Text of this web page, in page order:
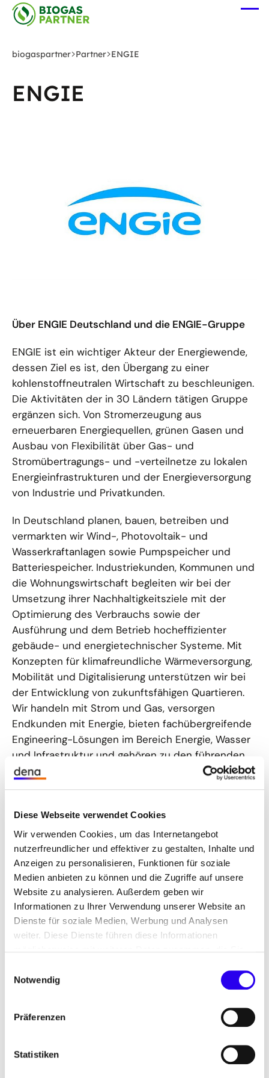
Diese Webseite verwendet Cookies
Wir verwenden Cookies, um das Internetangebot
nutzerfreundlicher und effektiver zu gestalten, Inhalte und
Anzeigen zu personalisieren, Funktionen für soziale
Medien anbieten zu können und die Zugriffe auf unsere
Website zu analysieren. Außerdem geben wir
Informationen zu Ihrer Verwendung unserer Website an
Dienste für soziale Medien, Werbung und Analysen
weiter. Diese Dienste führen diese Informationen
Nutzung der Dienste gesammelt haben.
Notwendig
Präferenzen
Statistiken
Zum
Hauptinhalt
biogaspartner Partner ENGIE
ENGIE
Über ENGIE Deutschland und die ENGIE-Gruppe
ENGIE ist ein wichtiger Akteur der Energiewende,
dessen Ziel es ist, den Übergang zu einer
kohlenstoffneutralen Wirtschaft zu beschleunigen.
Die Aktivitäten der in 30 Ländern tätigen Gruppe
ergänzen sich. Von Stromerzeugung aus
erneuerbaren Energiequellen, grünen Gasen und
Ausbau von Flexibilität über Gas- und
Stromübertragungs- und -verteilnetze zu lokalen
Energieinfrastrukturen und der Energieversorgung
von Industrie und Privatkunden.
In Deutschland planen, bauen, betreiben und
vermarkten wir Wind-, Photovoltaik- und
Wasserkraftanlagen sowie Pumpspeicher und
Batteriespeicher. Industriekunden, Kommunen und
die Wohnungswirtschaft begleiten wir bei der
Umsetzung ihrer Nachhaltigkeitsziele mit der
Optimierung des Verbrauchs sowie der
Ausführung und dem Betrieb hocheffizienter
gebäude- und energietechnischer Systeme. Mit
Konzepten für klimafreundliche Wärmeversorgung,
Mobilität und Digitalisierung unterstützen wir bei
der Entwicklung von zukunftsfähigen Quartieren.
Wir handeln mit Strom und Gas, versorgen
Endkunden mit Energie, bieten fachübergreifende
Engineering-Lösungen im Bereich Energie, Wasser
und Infrastruktur und gehören zu den führenden
Speicherbetreibern in Deutschland.
kommunale Versorgungsunternehmen in
Deutschland bei der Umstellung auf grüne Energie,
insbesondere Biomethan. Wir bieten eine flexible
Defossilisierung der Gasversorgung an, von
gemischten Gas-Biomethan-Vollversorgungen bis
hin zu 100% Biomethan-Vollversorgungen, und
machen die Nutzung dieses Produkts einfacher
und zugänglicher. ENGIE bietet verschiedene
Biomethan-Produkte an, darunter Hub-
unserer Präsenz in verschiedenen europäischen
unserer Kompetenz im Bereich Marktzugang und